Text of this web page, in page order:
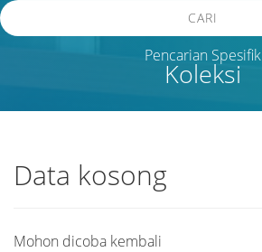
Koleksi
CARI
Pencarian Spesifik
Data kosong
Mohon dicoba kembali